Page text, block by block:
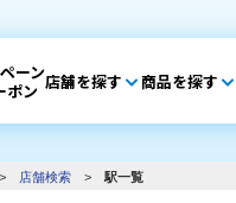
ーン
ポン 店舗を探す 商品を探す
> 店舗検索 > 駅一覧